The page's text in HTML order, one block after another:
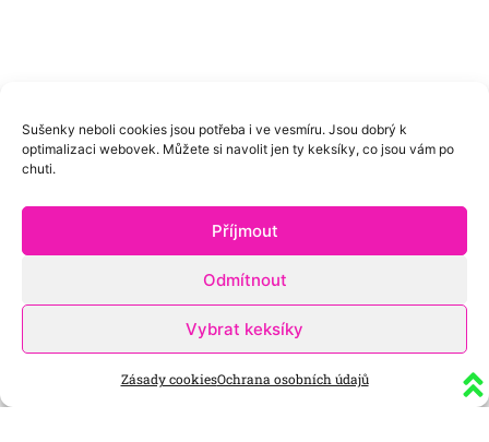
Sušenky neboli cookies jsou potřeba i ve vesmíru. Jsou dobrý k
optimalizaci webovek. Můžete si navolit jen ty keksíky, co jsou vám po
chuti.
Příjmout
Odmítnout
Vybrat keksíky
Zásady cookiesOchrana osobních údajů